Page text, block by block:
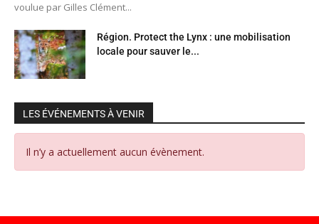
voulue par Gilles Clément...
Région. Protect the Lynx : une mobilisation
locale pour sauver le...
LES ÉVÉNEMENTS À VENIR
Il n’y a actuellement aucun évènement.